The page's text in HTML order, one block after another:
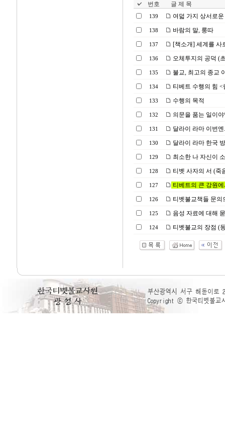
번호 글 제 목
139 여덟 가지 상서로
138 바람의 말, 룽따
137 [책소개] 세계를 사
136 오체투지의 공덕 (
135 불교, 최고의 종교
134 티베트 수행의 힘 <
133 수행의 목적
132 의문을 품는 일이
131 달라이 라마 이번엔
130 달라이 라마 한국
129 최소한 나 자신이
128 티벳 사자의 서 (죽
127 티베트의 큰 강원
126 티벳불교책들 문의
125 음성 자료에 대해
124 티벳불교의 장점 (